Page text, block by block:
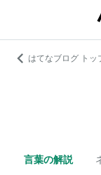
はてなブログ トッ
言葉の解説